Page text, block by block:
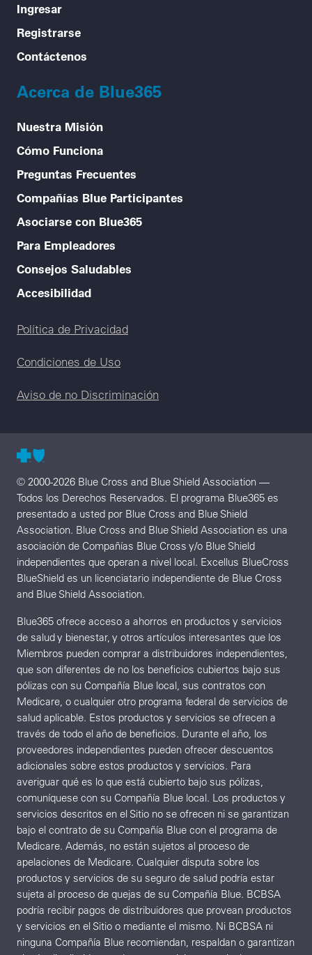
Ingresar
Registrarse
Contáctenos
Acerca de Blue365
Nuestra Misión
Cómo Funciona
Preguntas Frecuentes
Compañías Blue Participantes
Asociarse con Blue365
Para Empleadores
Consejos Saludables
Accesibilidad
Legal menu
Política de Privacidad
Condiciones de Uso
Aviso de no Discriminación
© 2000-2026 Blue Cross and Blue Shield Association —
Todos los Derechos Reservados. El programa Blue365 es
presentado a usted por Blue Cross and Blue Shield
Association. Blue Cross and Blue Shield Association es una
asociación de Compañías Blue Cross y/o Blue Shield
independientes que operan a nivel local. Excellus BlueCross
BlueShield es un licenciatario independiente de Blue Cross
and Blue Shield Association.
Blue365 ofrece acceso a ahorros en productos y servicios
de salud y bienestar, y otros artículos interesantes que los
Miembros pueden comprar a distribuidores independientes,
que son diferentes de no los beneficios cubiertos bajo sus
pólizas con su Compañía Blue local, sus contratos con
Medicare, o cualquier otro programa federal de servicios de
salud aplicable. Estos productos y servicios se ofrecen a
través de todo el año de beneficios. Durante el año, los
proveedores independientes pueden ofrecer descuentos
adicionales sobre estos productos y servicios. Para
averiguar qué es lo que está cubierto bajo sus pólizas,
comuníquese con su Compañía Blue local. Los productos y
servicios descritos en el Sitio no se ofrecen ni se garantizan
bajo el contrato de su Compañía Blue con el programa de
Medicare. Además, no están sujetos al proceso de
apelaciones de Medicare. Cualquier disputa sobre los
productos y servicios de su seguro de salud podría estar
sujeta al proceso de quejas de su Compañía Blue. BCBSA
podría recibir pagos de distribuidores que provean productos
y servicios en el Sitio o mediante el mismo. Ni BCBSA ni
ninguna Compañía Blue recomiendan, respaldan o garantizan